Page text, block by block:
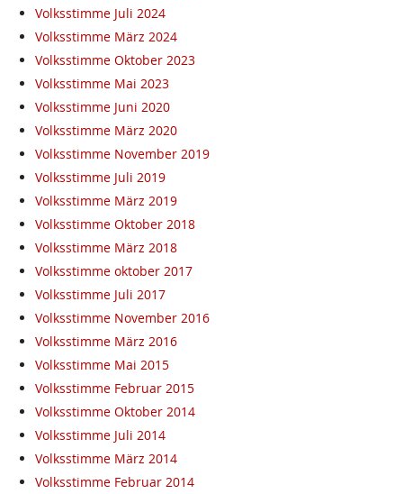
Volksstimme Juli 2024
Volksstimme März 2024
Volksstimme Oktober 2023
Volksstimme Mai 2023
Volksstimme Juni 2020
Volksstimme März 2020
Volksstimme November 2019
Volksstimme Juli 2019
Volksstimme März 2019
Volksstimme Oktober 2018
Volksstimme März 2018
Volksstimme oktober 2017
Volksstimme Juli 2017
Volksstimme November 2016
Volksstimme März 2016
Volksstimme Mai 2015
Volksstimme Februar 2015
Volksstimme Oktober 2014
Volksstimme Juli 2014
Volksstimme März 2014
Volksstimme Februar 2014